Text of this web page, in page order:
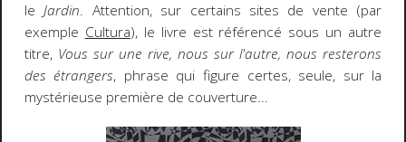
leJardin. Attention, sur certains sites de vente (par
exemple Cultura), le livre est référencé sous un autre
titre, Vous sur une rive, nous sur l'autre, nous resterons
des étrangers, phrase qui figure certes, seule, sur la
mystérieuse première de couverture...